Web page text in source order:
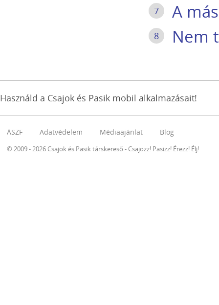
7 A
8 Nem
Használd a Csajok és Pasik mobil alkalmazásait!
ÁSZF Adatvédelem Médiaajánlat Blog
© 2009 - 2026 Csajok és Pasik társkereső - Csajozz! Pasizz! Érezz! Élj!